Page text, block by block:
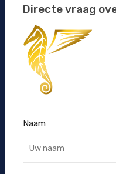
Directe vraag
Naam